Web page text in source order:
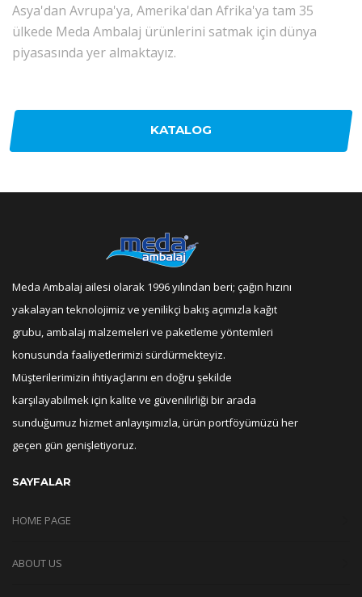
Asya'dan Avrupa'ya, Amerika'dan Afrika'ya tam 35
ülkede Meda Ambalaj ürünlerini satmak için dünya
piyasasında yer almaktayız.
KATALOG
Meda Ambalaj ailesi olarak 1996 yılından beri; çağın hızını
yakalayan teknolojimiz ve yenilikçi bakış açımızla kağıt
grubu, ambalaj malzemeleri ve paketleme yöntemleri
konusunda faaliyetlerimizi sürdürmekteyiz.
Müşterilerimizin ihtiyaçlarını en doğru şekilde
karşılayabilmek için kalite ve güvenilirliği bir arada
sunduğumuz hizmet anlayışımızla, ürün portföyümüzü her
geçen gün genişletiyoruz.
SAYFALAR
HOME PAGE
ABOUT US